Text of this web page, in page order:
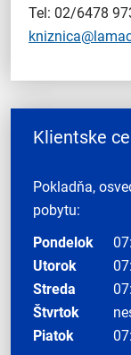
Tel: 02/6478
Klientske
Pokladňa,
pobytu:
Pondelok
Utorok
Streda
Štvrtok
Piatok